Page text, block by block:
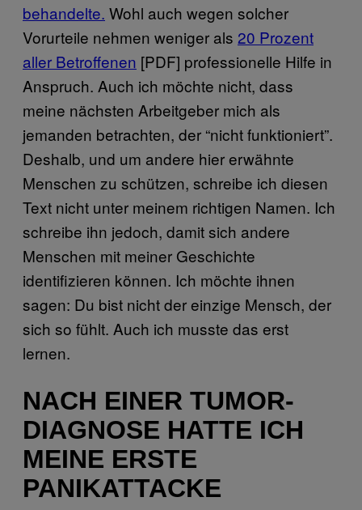
behandelte. Wohl auch wegen solcher
Vorurteile nehmen weniger als 20 Prozent
aller Betroffenen [PDF] professionelle Hilfe in
Anspruch. Auch ich möchte nicht, dass
meine nächsten Arbeitgeber mich als
jemanden betrachten, der “nicht funktioniert”.
Deshalb, und um andere hier erwähnte
Menschen zu schützen, schreibe ich diesen
Text nicht unter meinem richtigen Namen. Ich
schreibe ihn jedoch, damit sich andere
Menschen mit meiner Geschichte
identifizieren können. Ich möchte ihnen
sagen: Du bist nicht der einzige Mensch, der
sich so fühlt. Auch ich musste das erst
lernen.
NACH EINER TUMOR-
DIAGNOSE HATTE ICH
MEINE ERSTE
PANIKATTACKE